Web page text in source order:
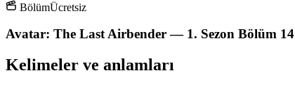
BölümÜcretsiz
Avatar: The Last Airbender — 1. Sezon Bölüm 14
Kelimeler ve anlamları